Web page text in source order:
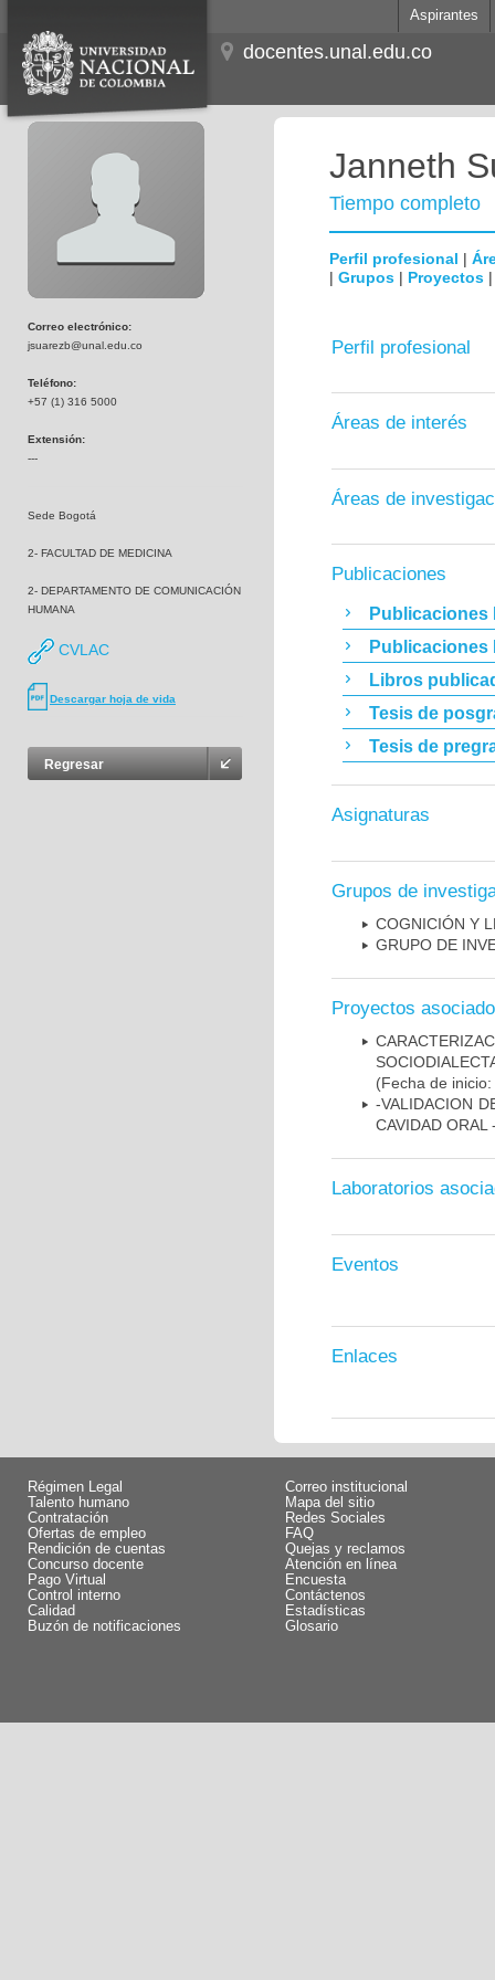
Aspirantes
docentes.unal.edu.co
Correo electrónico:
jsuarezb@unal.edu.co
Teléfono:
+57 (1) 316 5000
Extensión:
---
Sede Bogotá
2- FACULTAD DE MEDICINA
2- DEPARTAMENTO DE COMUNICACIÓN
HUMANA
CVLAC
Descargar hoja de vida
Regresar
Janneth
Tiempo completo
Perfil profesional |
| Grupos | Proyectos
Perfil profesional
Áreas de interés
Áreas de
Publicaciones
Publicaciones
Publicaciones
Libros
Tesis de
Tesis de
Asignaturas
Grupos de
COGNICIÓN Y
GRUPO DE
Proyectos
(Fecha de
-VALIDACION
CAVIDAD ORAL
Laboratorios
Eventos
Enlaces
Régimen Legal
Talento humano
Contratación
Ofertas de empleo
Rendición de cuentas
Concurso docente
Pago Virtual
Control interno
Calidad
Buzón de notificaciones
Correo institucional
Mapa del sitio
Redes Sociales
FAQ
Quejas y reclamos
Atención en línea
Encuesta
Contáctenos
Estadísticas
Glosario